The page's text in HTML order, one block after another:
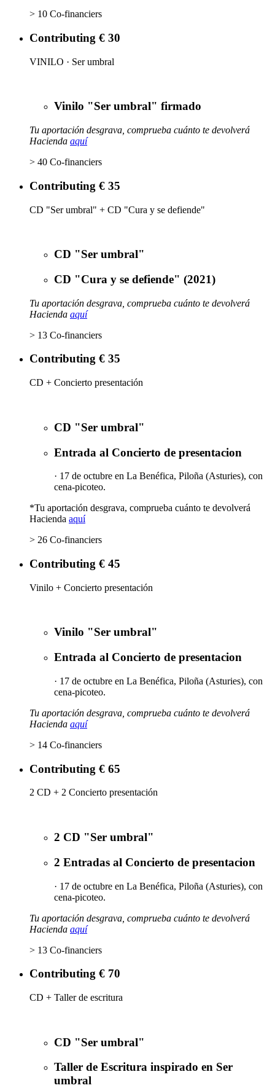
> 10 Co-financiers
Contributing € 30
VINILO · Ser umbral
Vinilo "Ser umbral" firmado
Tu aportación desgrava, comprueba cuánto te devolverá
Hacienda aquí
> 40 Co-financiers
Contributing € 35
CD "Ser umbral" + CD "Cura y se defiende"
CD "Ser umbral"
CD "Cura y se defiende" (2021)
Tu aportación desgrava, comprueba cuánto te devolverá
Hacienda aquí
> 13 Co-financiers
Contributing € 35
CD + Concierto presentación
CD "Ser umbral"
Entrada al Concierto de presentacion
· 17 de octubre en La Benéfica, Piloña (Asturies), con
cena-picoteo.
*Tu aportación desgrava, comprueba cuánto te devolverá
Hacienda aquí
> 26 Co-financiers
Contributing € 45
Vinilo + Concierto presentación
Vinilo "Ser umbral"
Entrada al Concierto de presentacion
· 17 de octubre en La Benéfica, Piloña (Asturies), con
cena-picoteo.
Tu aportación desgrava, comprueba cuánto te devolverá
Hacienda aquí
> 14 Co-financiers
Contributing € 65
2 CD + 2 Concierto presentación
2 CD "Ser umbral"
2 Entradas al Concierto de presentacion
· 17 de octubre en La Benéfica, Piloña (Asturies), con
cena-picoteo.
Tu aportación desgrava, comprueba cuánto te devolverá
Hacienda aquí
> 13 Co-financiers
Contributing € 70
CD + Taller de escritura
CD "Ser umbral"
Taller de Escritura inspirado en Ser
umbral